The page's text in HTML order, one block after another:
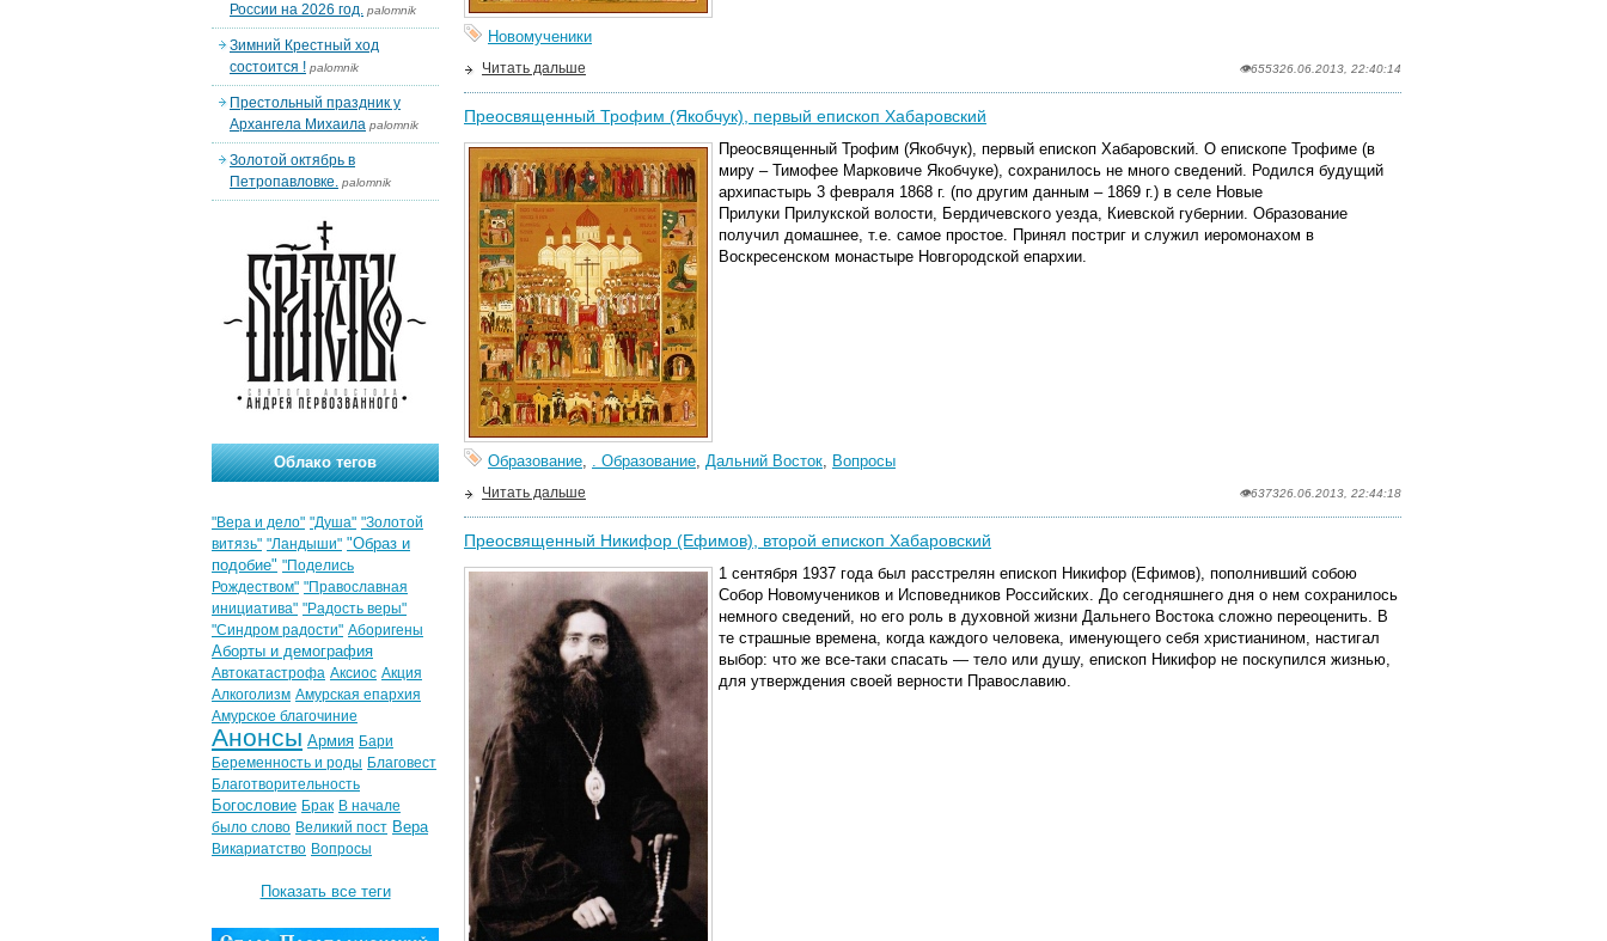
Новомученики
👁655326.06.2013, 22:40:14
Читать дальше
Преосвященный Трофим (Якобчук), первый епископ Хабаровский
Преосвященный Трофим (Якобчук), первый епископ Хабаровский. О епископе Трофиме (в
миру – Тимофее Марковиче Якобчуке), сохранилось не много сведений. Родился будущий
архипастырь 3 февраля 1868 г. (по другим данным – 1869 г.) в селе Новые
Прилуки Прилукской волости, Бердичевского уезда, Киевской губернии. Образование
получил домашнее, т.е. самое простое. Принял постриг и служил иеромонахом в
Воскресенском монастыре Новгородской епархии.
Образование, . Образование, Дальний Восток, Вопросы
👁637326.06.2013, 22:44:18
Читать дальше
Преосвященный Никифор (Ефимов), второй епископ Хабаровский
1 сентября 1937 года был расстрелян епископ Никифор (Ефимов), пополнивший собою
Собор Новомучеников и Исповедников Российских. До сегодняшнего дня о нем сохранилось
немного сведений, но его роль в духовной жизни Дальнего Востока сложно переоценить. В
те страшные времена, когда каждого человека, именующего себя христианином, настигал
выбор: что же все-таки спасать — тело или душу, епископ Никифор не поскупился жизнью,
для утверждения своей верности Православию.
России на 2026 год. palomnik
Зимний Крестный ход
состоится ! palomnik
Престольный праздник у
Архангела Михаила palomnik
Золотой октябрь в
Петропавловке. palomnik
Облако тегов
"Вера и дело" "Душа" "Золотой
витязь" "Ландыши" "Образ и
подобие" "Поделись
Рождеством" "Православная
инициатива" "Радость веры"
"Синдром радости" Аборигены
Аборты и демография
Автокатастрофа Аксиос Акция
Алкоголизм Амурская епархия
Амурское благочиние
Анонсы Армия Бари
Беременность и роды Благовест
Благотворительность
Богословие Брак В начале
было слово Великий пост Вера
Викариатство Вопросы
Показать все теги